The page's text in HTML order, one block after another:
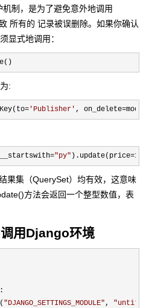
制，是为了避免意外地调用
所有的 记录被误删除。如果你确认
显式地调用：
:
' Publisher ' ,
"py" ).update(price=120
果集（QuerySet）均有效，这意味
方法会返回一个整型数值，表
用Django环境
:
"DJANGO_SETTINGS_MODULE" , "